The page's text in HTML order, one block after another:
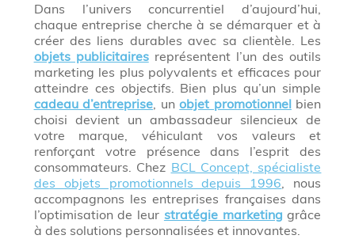
Dans l’univers concurrentiel d’aujourd’hui,
chaque entreprise cherche à se démarquer et à
créer des liens durables avec sa clientèle. Les
objets publicitairesreprésentent l’un des outils
marketing les plus polyvalents et efficaces pour
atteindre ces objectifs. Bien plus qu’un simple
cadeau d’entreprise, unobjet promotionnelbien
choisi devient un ambassadeur silencieux de
votre marque, véhiculant vos valeurs et
renforçant votre présence dans l’esprit des
consommateurs. Chez BCL Concept, spécialiste
des objets promotionnels depuis 1996, nous
accompagnons les entreprises françaises dans
l’optimisation de leur stratégie marketing grâce
à des solutions personnalisées et innovantes.